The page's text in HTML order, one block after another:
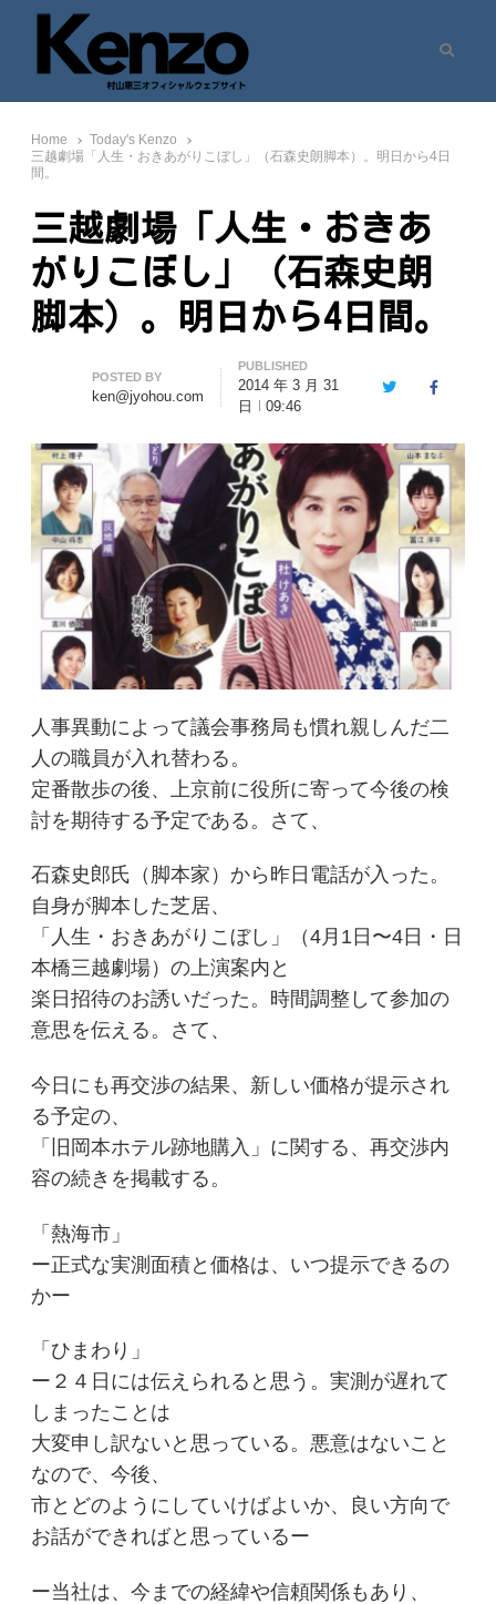
七転八起 – 村山憲三 Official Site
村山憲三ウェブサイト
Home
Today's Kenzo
三越劇場「人生・おきあがりこぼし」（石森史朗脚本）。明日から4日
間。
三越劇場「人生・おきあ
がりこぼし」（石森史朗
脚本）。明日から4日間。
Author
POSTED BY
ken@jyohou.com
PUBLISHED
2014 年 3 月 31
日
09:46
TwitterFacebook
人事異動によって議会事務局も慣れ親しんだ二
人の職員が入れ替わる。
定番散歩の後、上京前に役所に寄って今後の検
討を期待する予定である。さて、
石森史郎氏（脚本家）から昨日電話が入った。
自身が脚本した芝居、
「人生・おきあがりこぼし」（4月1日〜4日・日
本橋三越劇場）の上演案内と
楽日招待のお誘いだった。時間調整して参加の
意思を伝える。さて、
今日にも再交渉の結果、新しい価格が提示され
る予定の、
「旧岡本ホテル跡地購入」に関する、再交渉内
容の続きを掲載する。
「熱海市」
ー正式な実測面積と価格は、いつ提示できるの
かー
「ひまわり」
ー２４日には伝えられると思う。実測が遅れて
しまったことは
大変申し訳ないと思っている。悪意はないこと
なので、今後、
市とどのようにしていけばよいか、良い方向で
お話ができればと思っているー
ー当社は、今までの経緯や信頼関係もあり、